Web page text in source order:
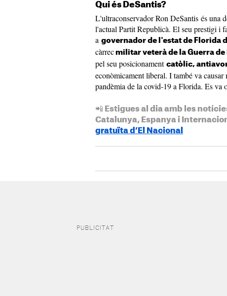
Qui és DeSantis?
L'ultraconservador Ron DeSantis és una
l'actual Partit Republicà. El seu prestigi i
a governador de l'estat de Florida
càrrec militar veterà de la Guerra
pel seu posicionament catòlic,
econòmicament liberal. I també va
pandèmia de la covid-19 a Florida. Es va
📲 Estigues al dia amb les
Catalunya, Espanya i
gratuïta d’El Nacional